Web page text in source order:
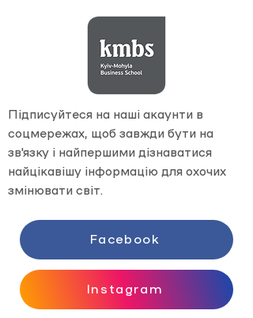
Підписуйтеся на наші акаунти в
соцмережах, щоб завжди бути на
зв'язку і найпершими дізнаватися
найцікавішу інформацію для охочих
змінювати світ.
Facebook
Instagram